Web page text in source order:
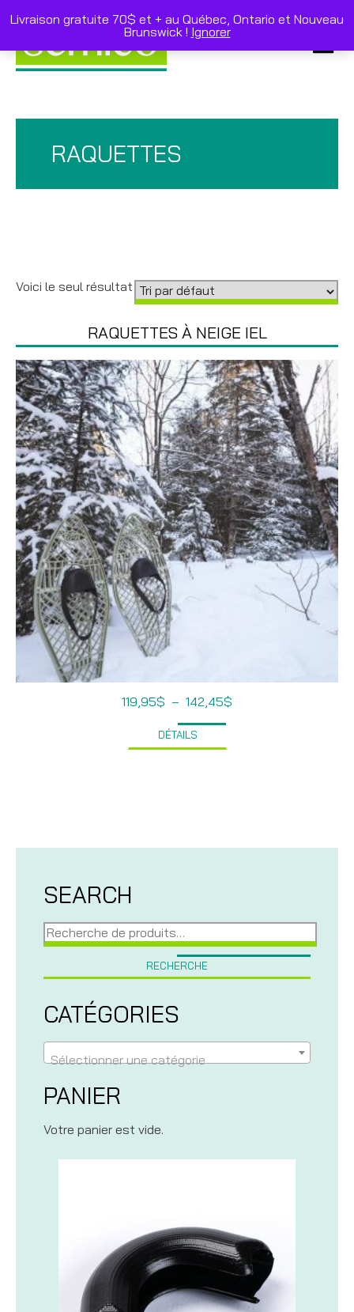
to
RAQUETTES
Voici le seul résultat
RAQUETTES À NEIGE IEL
119,95$ – 142,45$
DÉTAILS
SEARCH
Recherche
pour :
RECHERCHE
CATÉGORIES
Sélectionner une catégorie
PANIER
Votre panier est vide.
Livraison gratuite 70$ et + au Québec, Ontario et Nouveau
Brunswick ! Ignorer